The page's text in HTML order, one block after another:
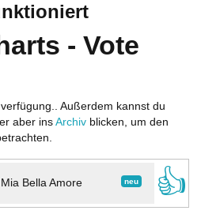
- Vote
Außerdem kannst du
aber ins Archiv blicken, um den
neu
Mia Bella Amore
👍